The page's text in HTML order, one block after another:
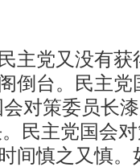
党又没有获
倒台。民主
对策委员长
民主党国会
间慎之又慎。